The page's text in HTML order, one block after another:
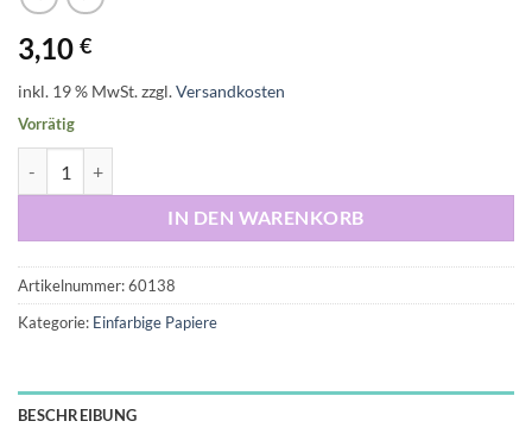
3,10 €
inkl. 19 % MwSt.zzgl.Versandkosten
Vorrätig
IN DEN WARENKORB
Artikelnummer:60138
Kategorie: Einfarbige Papiere
BESCHREIBUNG